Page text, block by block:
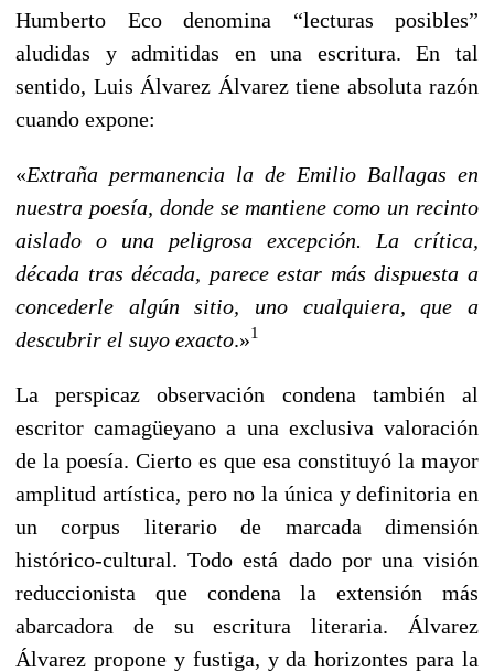
Humberto Eco denomina “lecturas posibles”
aludidas y admitidas en una escritura. En tal
sentido, Luis Álvarez Álvarez tiene absoluta razón
cuando expone:
«Extraña permanencia la de Emilio Ballagas en
nuestra poesía, donde se mantiene como un recinto
aislado o una peligrosa excepción. La crítica,
década tras década, parece estar más dispuesta a
concederle algún sitio, uno cualquiera, que a
descubrir el suyo exacto.»1
La perspicaz observación condena también al
escritor camagüeyano a una exclusiva valoración
de la poesía. Cierto es que esa constituyó la mayor
amplitud artística, pero no la única y definitoria en
un corpus literario de marcada dimensión
histórico-cultural. Todo está dado por una visión
reduccionista que condena la extensión más
abarcadora de su escritura literaria. Álvarez
Álvarez propone y fustiga, y da horizontes para la